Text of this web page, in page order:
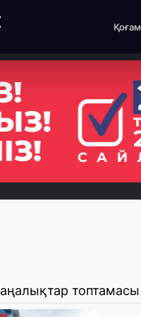
Қоғам
топтамасы